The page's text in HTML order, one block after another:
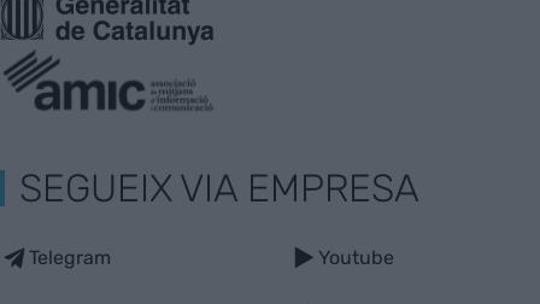
SEGUEIX VIA EMPRESA
Telegram Youtube